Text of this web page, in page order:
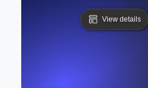
View details